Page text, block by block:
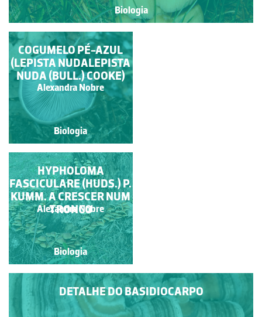
Biologia
COGUMELOS EM
AMBIENTE NATURAL
Manuela Lopes
Biologia
COGUMELO PÉ-AZUL
(LEPISTA NUDALEPISTA
NUDA (BULL.) COOKE)
Alexandra Nobre
Biologia
TRAMETES
VERSICOLOR (L.)
LLOYD, UM FUNGO
DAS MADEIRAS
MORTAS
Alexandra Nobre
Biologia
DETALHE DO BASIDIOCARPO
HYPHOLOMA
FASCICULARE (HUDS.) P.
KUMM. A CRESCER NUM
TRONCO
Alexandra Nobre
Biologia